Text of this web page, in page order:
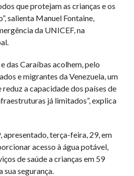
que protejam as crianças e os
salienta Manuel Fontaine,
da UNICEF, na
das Caraíbas acolhem, pelo
e migrantes da Venezuela, um
a capacidade dos países de
já limitados”, explica
apresentado, terça-feira, 29, em
acesso à água potável,
de saúde a crianças em 59
sua segurança.